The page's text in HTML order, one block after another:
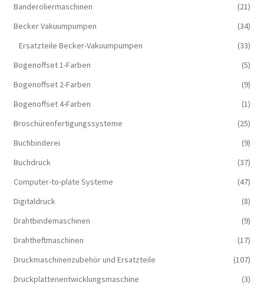
Banderoliermaschinen
(21)
Becker Vakuumpumpen
(34)
Ersatzteile Becker-Vakuumpumpen
(33)
Bogenoffset 1-Farben
(5)
Bogenoffset 2-Farben
(9)
Bogenoffset 4-Farben
(1)
Broschürenfertigungssysteme
(25)
Buchbinderei
(9)
Buchdruck
(37)
Computer-to-plate Systeme
(47)
Digitaldruck
(8)
Drahtbindemaschinen
(9)
Drahtheftmaschinen
(17)
Druckmaschinenzubehör und Ersatzteile
(107)
Druckplattenentwicklungsmaschine
(3)